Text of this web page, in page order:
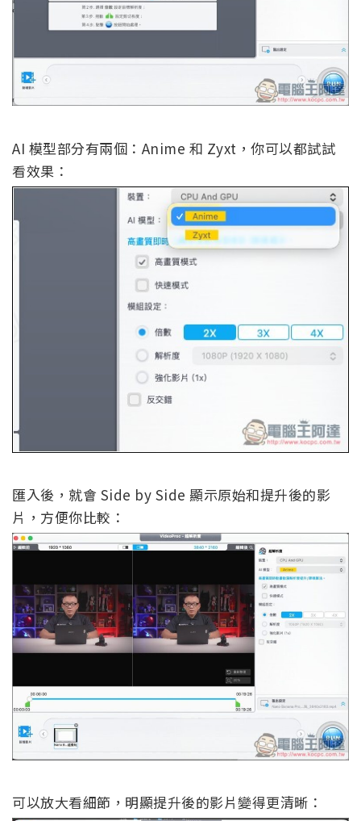
AI 模型部分有兩個：Anime 和 Zyxt，你可以都試試
看效果：
匯入後，就會 Side by Side 顯示原始和提升後的影
片，方便你比較：
可以放大看細節，明顯提升後的影片變得更清晰：